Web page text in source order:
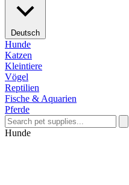
Deutsch
Hunde
Katzen
Kleintiere
Vögel
Reptilien
Fische & Aquarien
Pferde
Hunde